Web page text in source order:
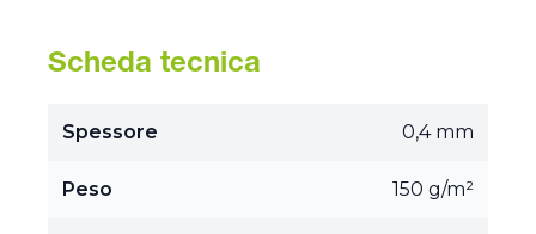
Scheda tecnica
Spessore 0,4 mm
Peso 150 g/m²